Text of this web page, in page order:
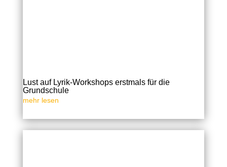
Lust auf Lyrik-Workshops erstmals für die
Grundschule
mehr lesen